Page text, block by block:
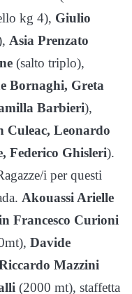
kg 4), Giulio
Asia Prenzato
(salto triplo),
Bornaghi, Greta
Barbieri),
Culeac, Leonardo
Federico Ghisleri).
i per questi
Akouassi Arielle
Francesco Curioni
Davide
Mazzini
(2000 mt), staffetta